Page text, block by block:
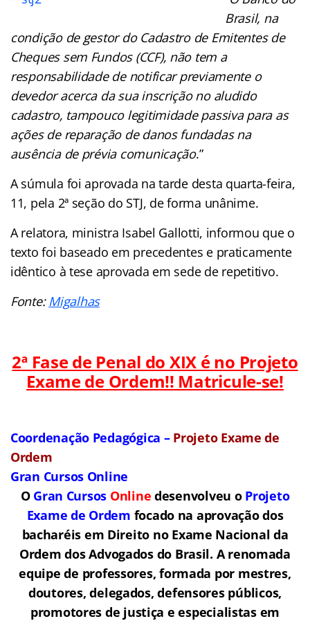
Brasil, na
condição de gestor do Cadastro de Emitentes de
Cheques sem Fundos (CCF), não tem a
responsabilidade de notificar previamente o
devedor acerca da sua inscrição no aludido
cadastro, tampouco legitimidade passiva para as
ações de reparação de danos fundadas na
ausência de prévia comunicação.”
A súmula foi aprovada na tarde desta quarta-feira,
11, pela 2ª seção do STJ, de forma unânime.
A relatora, ministra Isabel Gallotti, informou que o
texto foi baseado em precedentes e praticamente
idêntico à tese aprovada em sede de repetitivo.
Fonte:Migalhas
2ª Fase de Penal do XIX é no Projeto
Exame de Ordem!! Matricule-se!
Coordenação Pedagógica – Projeto Exame de
Ordem
Gran Cursos Online
O Gran Cursos Online desenvolveu o Projeto
Exame de Ordem focado na aprovação dos
bacharéis em Direito no Exame Nacional da
Ordem dos Advogados do Brasil. A renomada
equipe de professores, formada por mestres,
doutores, delegados, defensores públicos,
promotores de justiça e especialistas em